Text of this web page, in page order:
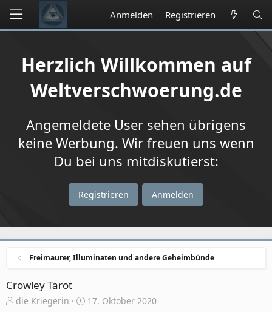
Anmelden Registrieren
Herzlich Willkommen auf
Weltverschwoerung.de
Angemeldete User sehen übrigens
keine Werbung. Wir freuen uns wenn
Du bei uns mitdiskutierst:
Registrieren Anmelden
Freimaurer, Illuminaten und andere Geheimbünde
Crowley Tarot
E
die Kriegerin
E17. Oktober 2020